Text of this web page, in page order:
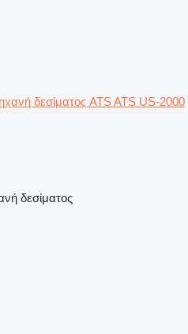
δεσίματος ATS ATS US-2000
δεσίματος